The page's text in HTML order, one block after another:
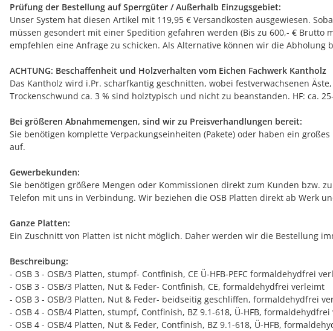
Prüfung der Bestellung auf Sperrgüter / Außerhalb Einzugsgebiet:
Unser System hat diesen Artikel mit 119,95 € Versandkosten ausgewiesen.
müssen gesondert mit einer Spedition gefahren werden (Bis zu 600,- €
empfehlen eine Anfrage zu schicken. Als Alternative können wir die Abholung
ACHTUNG: Beschaffenheit und Holzverhalten vom Eichen Fachwerk Kantholz
Das Kantholz wird i.Pr. scharfkantig geschnitten, wobei festverwachsenen
Trockenschwund ca. 3 % sind holztypisch und nicht zu beanstanden. HF: ca.
Bei größeren Abnahmemengen, sind wir zu Preisverhandlungen bereit:
Sie benötigen komplette Verpackungseinheiten (Pakete) oder haben ein
auf.
Gewerbekunden:
Sie benötigen größere Mengen oder Kommissionen direkt zum Kunden bzw.
Telefon mit uns in Verbindung. Wir beziehen die OSB Platten direkt ab Werk
Ganze Platten:
Ein Zuschnitt von Platten ist nicht möglich. Daher werden wir die Bestellung
Beschreibung:
- OSB 3 - OSB/3 Platten, stumpf- Contfinish, CE Ü-HFB-PEFC formaldehydfrei
- OSB 3 - OSB/3 Platten, Nut & Feder- Contfinish, CE, formaldehydfrei verleimt
- OSB 3 - OSB/3 Platten, Nut & Feder- beidseitig geschliffen, formaldehydfrei
- OSB 4 - OSB/4 Platten, stumpf, Contfinish, BZ 9.1-618, Ü-HFB,
- OSB 4 - OSB/4 Platten, Nut & Feder, Contfinish, BZ 9.1-618, Ü-HFB,